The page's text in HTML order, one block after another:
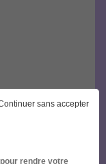
sans accepter
rendre votre